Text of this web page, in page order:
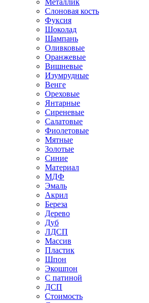
Металлик
Слоновая кость
Фуксия
Шоколад
Шампань
Оливковые
Оранжевые
Вишневые
Изумрудные
Венге
Ореховые
Янтарные
Сиреневые
Салатовые
Фиолетовые
Мятные
Золотые
Синие
Материал
МДФ
Эмаль
Акрил
Береза
Дерево
Дуб
ЛДСП
Массив
Пластик
Шпон
Экошпон
С патиной
ДСП
Стоимость